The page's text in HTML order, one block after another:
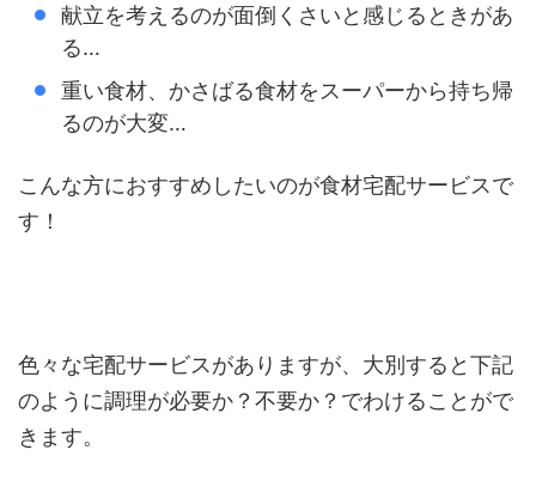
献立を考えるのが面倒くさいと感じるときがあ
る…
重い食材、かさばる食材をスーパーから持ち帰
るのが大変…
こんな方におすすめしたいのが食材宅配サービスで
す！
色々な宅配サービスがありますが、大別すると下記
のように調理が必要か？不要か？でわけることがで
きます。